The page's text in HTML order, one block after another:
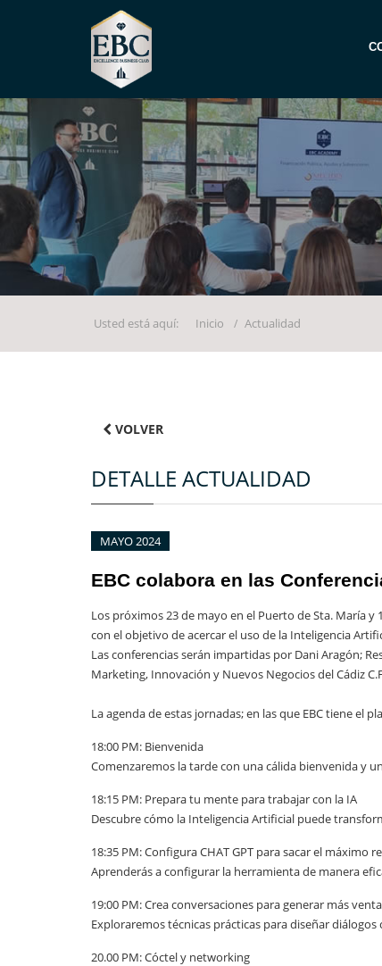
Usted está aquí: Inicio Actualidad
VOLVER
DETALLE ACTUALIDAD
MAYO 2024
EBC colabora en las
Los próximos 23 de mayo en el Puerto de Sta. María
con el objetivo de acercar el uso de la Inteligencia
Las conferencias serán impartidas por Dani Aragón;
Marketing, Innovación y Nuevos Negocios del Cádiz
La agenda de estas jornadas; en las que EBC tiene el
18:00 PM: Bienvenida
Comenzaremos la tarde con una cálida bienvenida y
18:15 PM: Prepara tu mente para trabajar con la IA
Descubre cómo la Inteligencia Artificial puede
18:35 PM: Configura CHAT GPT para sacar el máximo
Aprenderás a configurar la herramienta de manera
19:00 PM: Crea conversaciones para generar más
Exploraremos técnicas prácticas para diseñar
20.00 PM: Cóctel y networking